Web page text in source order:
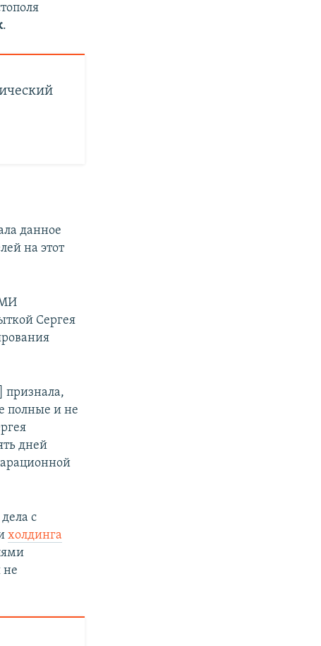
.
данное
на этот
Сергея
признала,
полные и не
дней
с
холдинга
не